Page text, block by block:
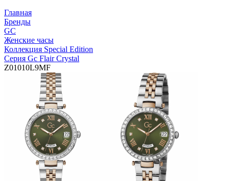
Главная
Бренды
GC
Женские часы
Коллекция Special Edition
Серия Gc Flair Crystal
Z01010L9MF